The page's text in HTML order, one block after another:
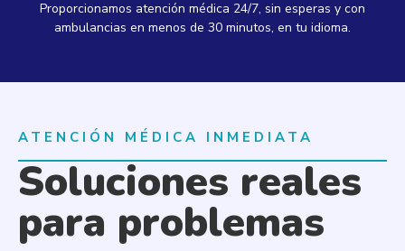
Proporcionamos atención médica 24/7, sin esperas y con
ambulancias en menos de 30 minutos, en tu idioma.
ATENCIÓN MÉDICA INMEDIATA
Soluciones reales
para problemas